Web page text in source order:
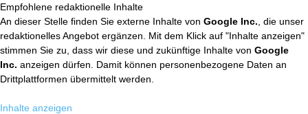
Empfohlene redaktionelle Inhalte
An dieser Stelle finden Sie externe Inhalte von Google Inc. , die unser
redaktionelles Angebot ergänzen. Mit dem Klick auf "Inhalte anzeigen"
stimmen Sie zu, dass wir diese und zukünftige Inhalte von Google
Inc. anzeigen dürfen. Damit können personenbezogene Daten an
Drittplattformen übermittelt werden.
Inhalte anzeigen